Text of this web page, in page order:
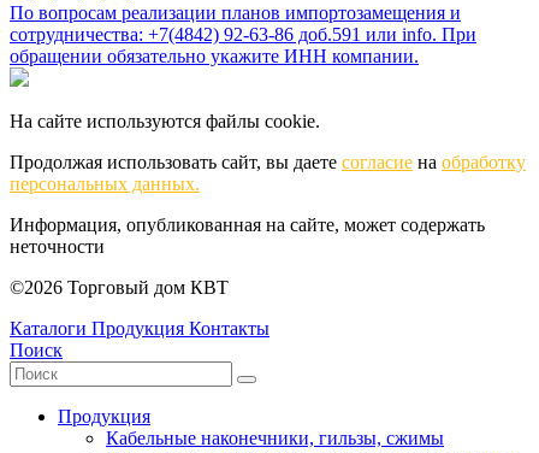
По вопросам реализации планов импортозамещения и
сотрудничества: +7(4842) 92-63-86 доб.591 или info. При
обращении обязательно укажите ИНН компании.
На сайте используются файлы cookie.
Продолжая использовать сайт, вы даете согласие на обработку
персональных данных.
Информация, опубликованная на сайте, может содержать
неточности
©2026 Торговый дом КВТ
Каталоги Продукция Контакты
Поиск
Продукция
Кабельные наконечники, гильзы, сжимы